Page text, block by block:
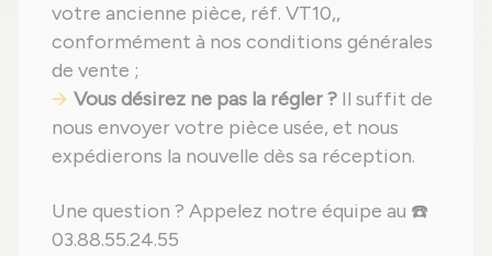
votre ancienne pièce, réf. VT10,,
conformément à nos conditions générales
de vente ;
Vous désirez ne pas la régler ? Il suffit de
nous envoyer votre pièce usée, et nous
expédierons la nouvelle dès sa réception.
Une question ? Appelez notre équipe au ☎️
03.88.55.24.55